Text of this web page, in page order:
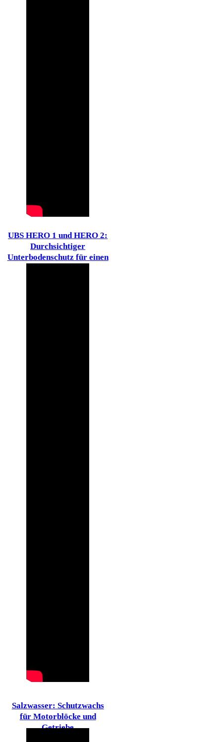
UBS HERO 1 und HERO 2:
Durchsichtiger
Unterbodenschutz für einen
Salzwasser: Schutzwachs
für Motorblöcke und
Getriebe